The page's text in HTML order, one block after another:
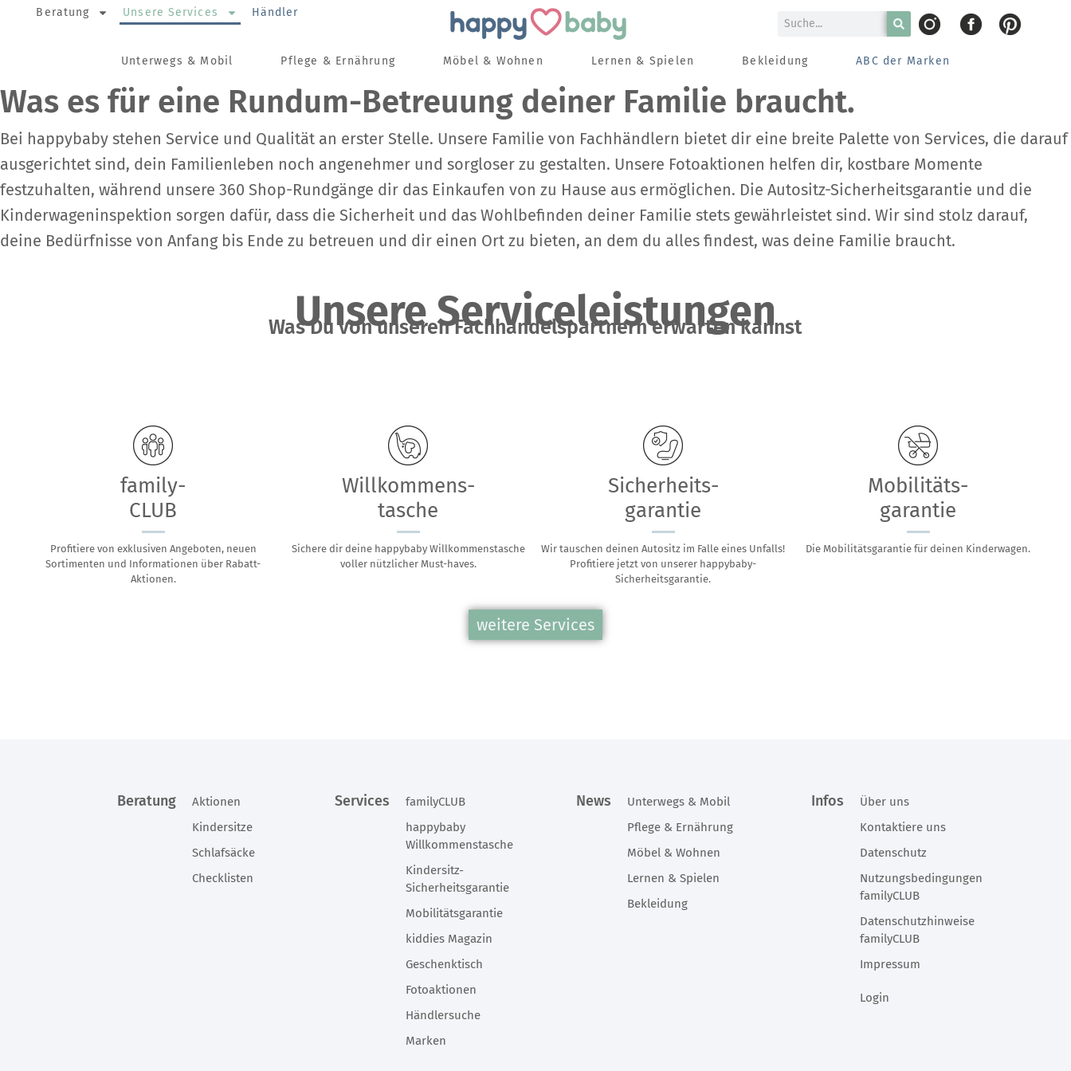
Beratung Unsere Services Händler
Unterwegs & Mobil Pflege & Ernährung Möbel & Wohnen Lernen & Spielen Bekleidung ABC der Marken
Was es für eine Rundum-Betreuung deiner Familie braucht.
Bei happybaby stehen Service und Qualität an erster Stelle. Unsere Familie von Fachhändlern bietet dir eine breite Palette von Services, die darauf
ausgerichtet sind, dein Familienleben noch angenehmer und sorgloser zu gestalten. Unsere Fotoaktionen helfen dir, kostbare Momente
festzuhalten, während unsere 360 Shop-Rundgänge dir das Einkaufen von zu Hause aus ermöglichen. Die Autositz-Sicherheitsgarantie und die
Kinderwageninspektion sorgen dafür, dass die Sicherheit und das Wohlbefinden deiner Familie stets gewährleistet sind. Wir sind stolz darauf,
deine Bedürfnisse von Anfang bis Ende zu betreuen und dir einen Ort zu bieten, an dem du alles findest, was deine Familie braucht.
Unsere Serviceleistungen
Was Du von unseren Fachhandelspartnern erwarten kannst
family-
CLUB
Profitiere von exklusiven Angeboten, neuen
Sortimenten und Informationen über Rabatt-
Aktionen.
Willkommens-
tasche
Sichere dir deine happybaby Willkommenstasche
voller nützlicher Must-haves.
Sicherheits-
garantie
Wir tauschen deinen Autositz im Falle eines Unfalls!
Profitiere jetzt von unserer happybaby-
Sicherheitsgarantie.
Mobilitäts-
garantie
Die Mobilitätsgarantie für deinen Kinderwagen.
weitere Services
Beratung
Aktionen
Kindersitze
Schlafsäcke
Checklisten
Services
familyCLUB
happybaby
Willkommenstasche
Kindersitz-
Sicherheitsgarantie
Mobilitätsgarantie
kiddies Magazin
Geschenktisch
Fotoaktionen
Händlersuche
Marken
News
Unterwegs & Mobil
Pflege & Ernährung
Möbel & Wohnen
Lernen & Spielen
Bekleidung
Infos
Über uns
Kontaktiere uns
Datenschutz
Nutzungsbedingungen
familyCLUB
Datenschutzhinweise
familyCLUB
Impressum
Login